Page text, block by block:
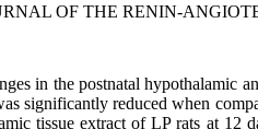
OF THE RENIN-
in the postnatal
significantly reduced when
tissue extract of LP rats at 12